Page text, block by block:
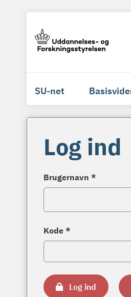
SU-net
Log ind
Brugernavn *
Kode *
Log ind